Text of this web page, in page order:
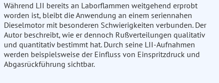
Während LII bereits an Laborflammen weitgehend erprobt
worden ist, bleibt die Anwendung an einem seriennahen
Dieselmotor mit besonderen Schwierigkeiten verbunden. Der
Autor beschreibt, wie er dennoch Rußverteilungen qualitativ
und quantitativ bestimmt hat. Durch seine LII-Aufnahmen
werden beispielsweise der Einfluss von Einspritzdruck und
Abgasrückführung sichtbar.